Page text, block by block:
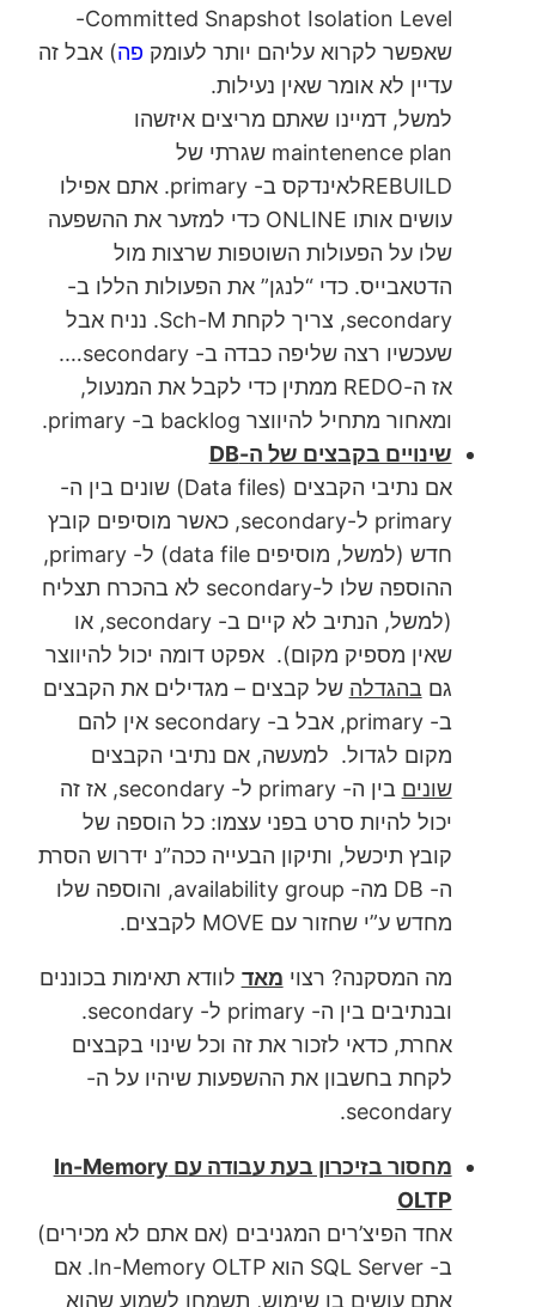
Committed Snapshot Isolation Level-
שאפשר לקרוא עליהם יותר לעומק פה) אבל זה
עדיין לא אומר שאין נעילות.
למשל, דמיינו שאתם מריצים איזשהו
maintenence plan שגרתי של
REBUILDלאינדקס ב- primary. אתם אפילו
עושים אותו ONLINE כדי למזער את ההשפעה
שלו על הפעולות השוטפות שרצות מול
הדטאבייס. כדי “לנגן” את הפעולות הללו ב-
secondary, צריך לקחת Sch-M. נניח אבל
שעכשיו רצה שליפה כבדה ב- secondary….
אז ה-REDO ממתין כדי לקבל את המנעול,
ומאחור מתחיל להיווצר backlog ב- primary.
שינויים בקבצים של ה-DB
אם נתיבי הקבצים (Data files) שונים בין ה-
primary ל-secondary, כאשר מוסיפים קובץ
חדש (למשל, מוסיפים data file) ל- primary,
ההוספה שלו ל-secondary לא בהכרח תצליח
(למשל, הנתיב לא קיים ב- secondary, או
שאין מספיק מקום). אפקט דומה יכול להיווצר
גםבהגדלה של קבצים – מגדילים את הקבצים
ב- primary, אבל ב- secondary אין להם
מקום לגדול. למעשה, אם נתיבי הקבצים
שונים
בין ה- primary ל- secondary, אז זה
יכול להיות סרט בפני עצמו: כל הוספה של
קובץ תיכשל, ותיקון הבעייה ככה”נ ידרוש הסרת
ה- DB מה- availability group, והוספה שלו
מחדש ע”י שחזור עם MOVE לקבצים.
מה המסקנה? רצוי מאד לוודא תאימות בכוננים
ובנתיבים בין ה- primary ל- secondary.
אחרת, כדאי לזכור את זה וכל שינוי בקבצים
לקחת בחשבון את ההשפעות שיהיו על ה-
secondary.
מחסור בזיכרון בעת עבודה עם In-Memory
OLTP
אחד הפיצ’רים המגניבים (אם אתם לא מכירים)
ב- SQL Server הוא In-Memory OLTP. אם
אתם עושים בו שימוש, תשמחו לשמוע שהוא